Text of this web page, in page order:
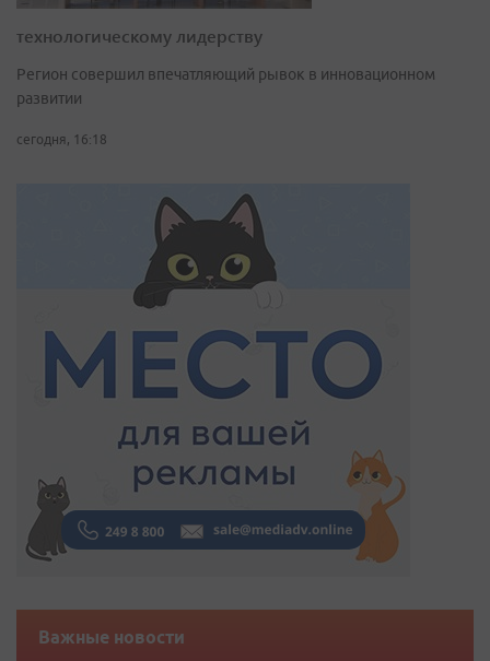
технологическому лидерству
Регион совершил впечатляющий рывок в инновационном
развитии
сегодня, 16:18
Важные новости